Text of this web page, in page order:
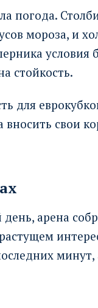
погода.
мороза, и
стойкость.
для
вносить свои
арена